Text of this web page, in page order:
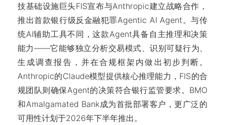
技基础设施巨头FIS宣布与Anthropic建立战略合作，
推出首款银行级反金融犯罪Agentic AI Agent。与传
统AI辅助工具不同，这款Agent具备自主推理和决策
能力——它能够独立分析交易模式、识别可疑行为、
生成调查报告，并在合规框架内做出初步判断。
Anthropic的Claude模型提供核心推理能力，FIS的合
规团队则确保Agent的决策符合银行监管要求。BMO
和Amalgamated Bank成为首批部署客户，更广泛的
可用性计划于2026年下半年推出。